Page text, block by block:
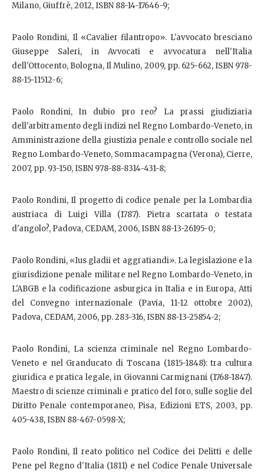
Milano, Giuffrè, 2012, ISBN 88-14-17646-9;
Paolo Rondini, Il «Cavalier filantropo». L'avvocato bresciano
Giuseppe Saleri, in Avvocati e avvocatura nell'Italia
dell'Ottocento, Bologna, Il Mulino, 2009, pp. 625-662, ISBN 978-
88-15-11512-6;
Paolo Rondini, In dubio pro reo? La prassi giudiziaria
dell'arbitramento degli indizi nel Regno Lombardo-Veneto, in
Amministrazione della giustizia penale e controllo sociale nel
Regno Lombardo-Veneto, Sommacampagna (Verona), Cierre,
2007, pp. 93-150, ISBN 978-88-8314-431-8;
Paolo Rondini, Il progetto di codice penale per la Lombardia
austriaca di Luigi Villa (1787). Pietra scartata o testata
d'angolo?, Padova, CEDAM, 2006, ISBN 88-13-26195-0;
Paolo Rondini, «Ius gladii et aggratiandi». La legislazione e la
giurisdizione penale militare nel Regno Lombardo-Veneto, in
L'ABGB e la codificazione asburgica in Italia e in Europa, Atti
del Convegno internazionale (Pavia, 11-12 ottobre 2002),
Padova, CEDAM, 2006, pp. 283-316, ISBN 88-13-25854-2;
Paolo Rondini, La scienza criminale nel Regno Lombardo-
Veneto e nel Granducato di Toscana (1815-1848): tra cultura
giuridica e pratica legale, in Giovanni Carmignani (1768-1847).
Maestro di scienze criminali e pratico del foro, sulle soglie del
Diritto Penale contemporaneo, Pisa, Edizioni ETS, 2003, pp.
405-438, ISBN 88-467-0598-X;
Paolo Rondini, Il reato politico nel Codice dei Delitti e delle
Pene pel Regno d'Italia (1811) e nel Codice Penale Universale